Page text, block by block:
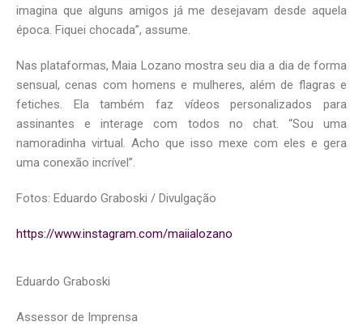
imagina que alguns amigos já me desejavam desde aquela
época. Fiquei chocada”, assume.
Nas plataformas, Maia Lozano mostra seu dia a dia de forma
sensual, cenas com homens e mulheres, além de flagras e
fetiches. Ela também faz vídeos personalizados para
assinantes e interage com todos no chat. “Sou uma
namoradinha virtual. Acho que isso mexe com eles e gera
uma conexão incrível”.
Fotos: Eduardo Graboski / Divulgação
https://www.instagram.com/maiialozano
Eduardo Graboski
Assessor de Imprensa